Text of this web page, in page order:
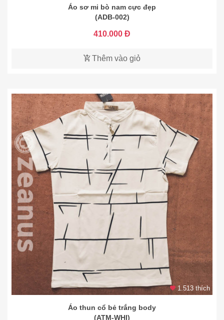
Áo sơ mi bò nam cực đẹp
(ADB-002)
410.000 Đ
Thêm vào giỏ
1.513 thích
Áo thun cổ bẻ trắng body
(ATM-WHI)